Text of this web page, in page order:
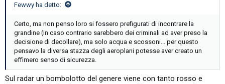
Fewwy ha detto:
Certo, ma non penso loro si fossero prefigurati di incontrare la
grandine (in caso contrario sarebbero dei criminali ad aver preso la
decisione di decollare), ma solo acqua e scossoni... per questo
pensavo la diversa stazza degli aeroplani potesse aver creato un
effimero senso di sicurezza.
Sul radar un bombolotto del genere viene con tanto rosso e